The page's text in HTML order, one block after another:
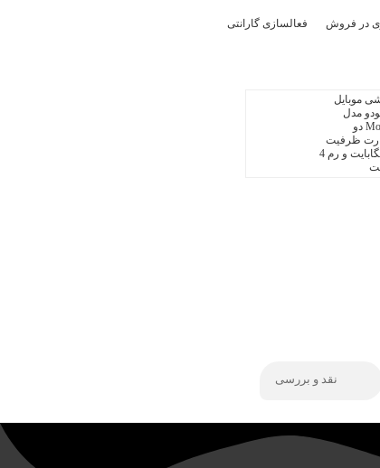
در فروش فعالسازی گارانتی
نقد و بررسی